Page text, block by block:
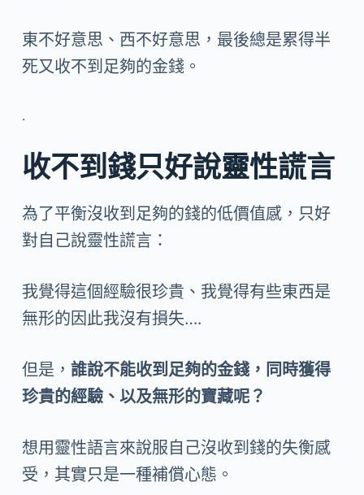
東不好意思、西不好意思，最後總是累得半
死又收不到足夠的金錢。
.
收不到錢只好說靈性謊言
為了平衡沒收到足夠的錢的低價值感，只好
對自己說靈性謊言：
我覺得這個經驗很珍貴、我覺得有些東西是
無形的因此我沒有損失….
但是， 誰說不能收到足夠的金錢，同時獲得
珍貴的經驗、以及無形的寶藏呢？
想用靈性語言來說服自己沒收到錢的失衡感
受，其實只是一種補償心態。